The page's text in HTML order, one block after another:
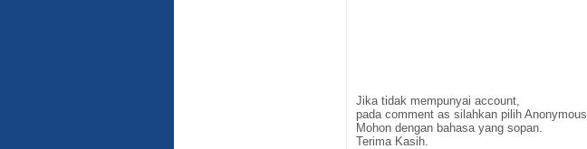
Jika tidak mempunyai account,
pada comment as silahkan pilih Anonymous
Mohon dengan bahasa yang sopan.
Terima Kasih.